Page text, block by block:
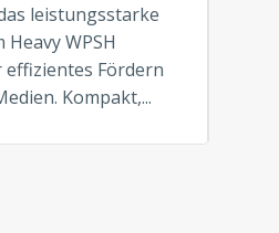
leistungsstarke
WPSH
effizientes Fördern
Kompakt,...